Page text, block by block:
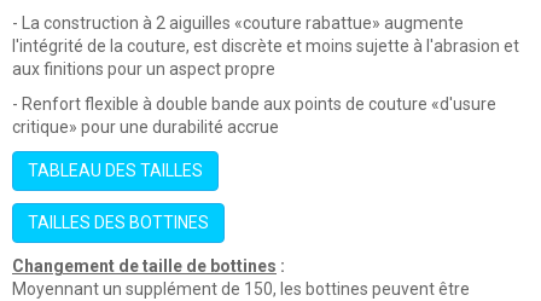
- La construction à 2 aiguilles «couture rabattue» augmente
l'intégrité de la couture, est discrète et moins sujette à l'abrasion et
aux finitions pour un aspect propre
- Renfort flexible à double bande aux points de couture «d'usure
critique» pour une durabilité accrue
TABLEAU DES TAILLES
TAILLES DES BOTTINES
Changement de taille de bottines :
Moyennant un supplément de 150, les bottines peuvent être